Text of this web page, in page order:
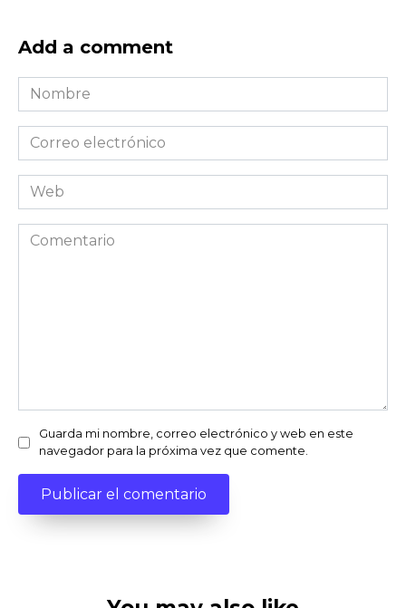
Add a comment
Nombre
*
Correo
electrónico
*Web
Comentario
Guarda mi nombre, correo electrónico y web en este
navegador para la próxima vez que comente.